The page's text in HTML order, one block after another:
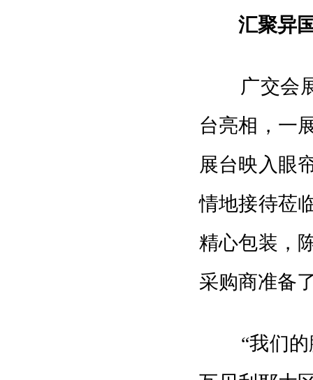
汇聚异
广交会展
台亮相，一
展台映入眼
情地接待莅
精心包装，
采购商准备
“我们的腰